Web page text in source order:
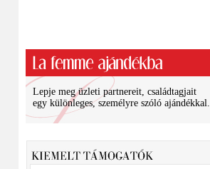
Lepje meg üzleti partnereit, családtagjait
egy különleges, személyre szóló ajándékkal.